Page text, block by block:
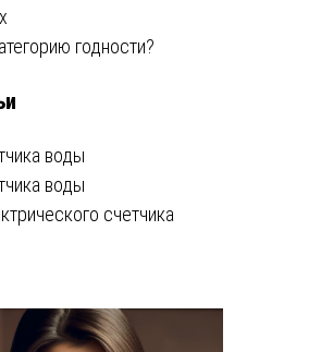
годности?
воды
воды
счетчика